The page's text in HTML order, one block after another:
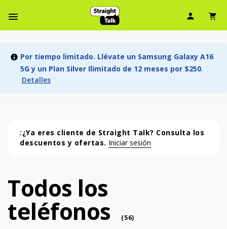
Menú de barra de navegación
Ícono
Por tiempo limitado. Llévate un Samsung Galaxy A16
5G y un Plan Silver Ilimitado de 12 meses por $250.
Detalles
:¿Ya eres cliente de Straight Talk? Consulta los
descuentos y ofertas. Iniciar sesión
Todos los teléfonos (56 phone )
Todos los
teléfonos (56)